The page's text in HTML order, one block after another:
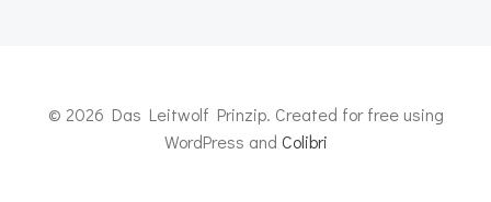
© 2026 Das Leitwolf Prinzip. Created for free using
WordPress and Colibri